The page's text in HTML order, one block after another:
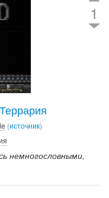
1
(источник)
немногословными,